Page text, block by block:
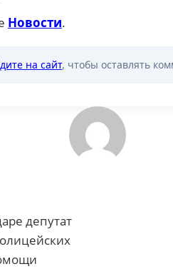
Новости.
на сайт, чтобы оставлять
депутат